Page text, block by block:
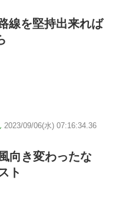
線を堅持出来れば
2023/09/06(水) 07:16:34.36
向き変わったな
ト